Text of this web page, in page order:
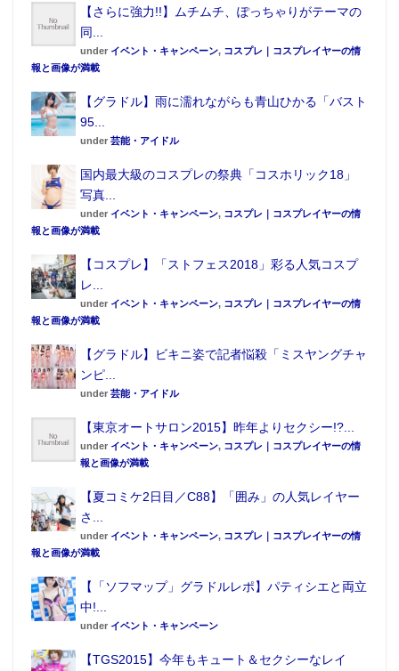
【さらに強力!!】ムチムチ、ぽっちゃりがテーマの
同...
under イベント・キャンペーン, コスプレ｜コスプレイヤーの情
報と画像が満載
【グラドル】雨に濡れながらも青山ひかる「バスト
95...
under 芸能・アイドル
国内最大級のコスプレの祭典「コスホリック18」
写真...
under イベント・キャンペーン, コスプレ｜コスプレイヤーの情
報と画像が満載
【コスプレ】「ストフェス2018」彩る人気コスプ
レ...
under イベント・キャンペーン, コスプレ｜コスプレイヤーの情
報と画像が満載
【グラドル】ビキニ姿で記者悩殺「ミスヤングチャ
ンピ...
under 芸能・アイドル
【東京オートサロン2015】昨年よりセクシー!?...
under イベント・キャンペーン, コスプレ｜コスプレイヤーの情
報と画像が満載
【夏コミケ2日目／C88】「囲み」の人気レイヤー
さ...
under イベント・キャンペーン, コスプレ｜コスプレイヤーの情
報と画像が満載
【「ソフマップ」グラドルレポ】パティシエと両立
中!...
under イベント・キャンペーン
【TGS2015】今年もキュート＆セクシーなレイ